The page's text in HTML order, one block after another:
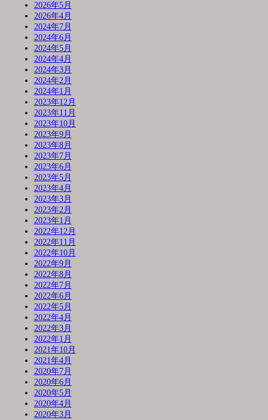
2026年5月
2026年4月
2024年7月
2024年6月
2024年5月
2024年4月
2024年3月
2024年2月
2024年1月
2023年12月
2023年11月
2023年10月
2023年9月
2023年8月
2023年7月
2023年6月
2023年5月
2023年4月
2023年3月
2023年2月
2023年1月
2022年12月
2022年11月
2022年10月
2022年9月
2022年8月
2022年7月
2022年6月
2022年5月
2022年4月
2022年3月
2022年1月
2021年10月
2021年4月
2020年7月
2020年6月
2020年5月
2020年4月
2020年3月